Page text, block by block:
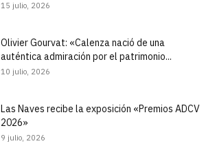
15 julio, 2026
Olivier Gourvat: «Calenza nació de una
auténtica admiración por el patrimonio...
10 julio, 2026
Las Naves recibe la exposición «Premios ADCV
2026»
9 julio, 2026